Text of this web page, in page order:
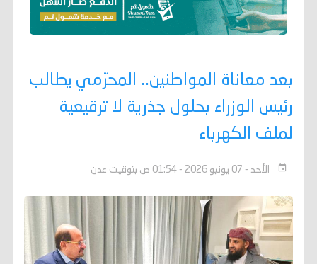
بعد معاناة المواطنين.. المحرّمي يطالب
رئيس الوزراء بحلول جذرية لا ترقيعية
لملف الكهرباء
الأحد - 07 يونيو 2026 - 01:54 ص بتوقيت عدن